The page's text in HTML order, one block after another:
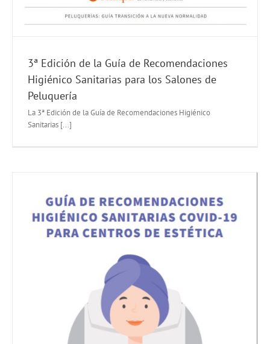
3ª Edición de la Guía de Recomendaciones
Higiénico Sanitarias para los Salones de
Peluquería
La 3ª Edición de la Guía de Recomendaciones Higiénico
Sanitarias [...]